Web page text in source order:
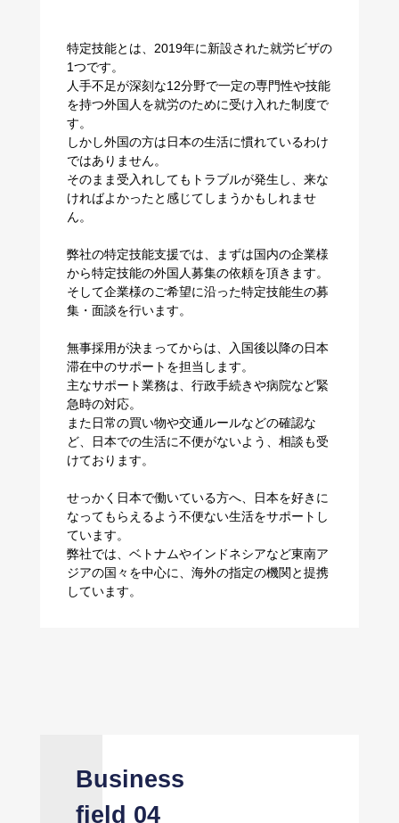
特定技能とは、2019年に新設された就労ビザの
1つです。
人手不足が深刻な12分野で一定の専門性や技能
を持つ外国人を就労のために受け入れた制度で
す。
しかし外国の方は日本の生活に慣れているわけ
ではありません。
そのまま受入れしてもトラブルが発生し、来な
ければよかったと感じてしまうかもしれませ
ん。
弊社の特定技能支援では、まずは国内の企業様
から特定技能の外国人募集の依頼を頂きます。
そして企業様のご希望に沿った特定技能生の募
集・面談を行います。
無事採用が決まってからは、入国後以降の日本
滞在中のサポートを担当します。
主なサポート業務は、行政手続きや病院など緊
急時の対応。
また日常の買い物や交通ルールなどの確認な
ど、日本での生活に不便がないよう、相談も受
けております。
せっかく日本で働いている方へ、日本を好きに
なってもらえるよう不便ない生活をサポートし
ています。
弊社では、ベトナムやインドネシアなど東南ア
ジアの国々を中心に、海外の指定の機関と提携
しています。